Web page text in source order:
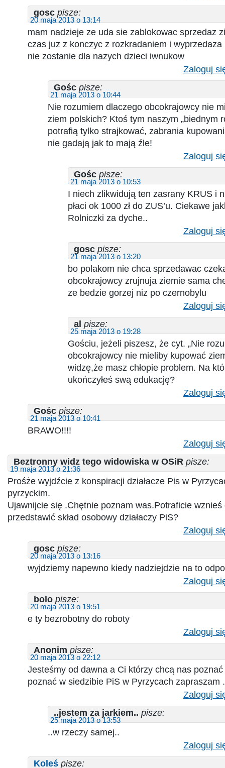
gosc pisze:
20 maja 2013 o 13:14
mam nadzieje ze uda sie zablokowac sprzedaz
czas juz z konczyc z rozkradaniem i
nie zostanie dla nazych dzieci iwnukow
Zaloguj
Gośc pisze:
21 maja 2013 o 10:44
Nie rozumiem dlaczego obcokrajowcy nie
ziem polskich? Ktoś tym naszym „biednym
potrafią tylko strajkować, zabrania
nie gadają jak to mają źle!
Zaloguj
Gośc pisze:
21 maja 2013 o 10:53
I niech zlikwidują ten zasrany KRUS i
płaci ok 1000 zł do ZUS’u. Ciekawe
Rolniczki za dyche..
Zaloguj
gosc pisze:
21 maja 2013 o 13:20
bo polakom nie chca sprzedawac
obcokrajowcy zrujnuja ziemie sama
ze bedzie gorzej niz po czernobylu
Zaloguj
al pisze:
25 maja 2013 o 19:28
Gościu, jeżeli piszesz, że cyt. „Nie
obcokrajowcy nie mieliby kupować
widzę,że masz chłopie problem. Na
ukończyłeś swą edukację?
Zaloguj
Gośc pisze:
21 maja 2013 o 10:41
BRAWO!!!!
Zaloguj
Beztronny widz tego widowiska w OSiR pisze:
19 maja 2013 o 21:36
Prośże wyjdźcie z konspiracji działacze Pis w
pyrzyckim.
Ujawnijcie się .Chętnie poznam was.Potraficie wznieś
przedstawić skład osobowy działaczy PiS?
Zaloguj
gosc pisze:
20 maja 2013 o 13:16
wyjdziemy napewno kiedy nadziejdzie na to
Zaloguj
bolo pisze:
20 maja 2013 o 19:51
e ty bezrobotny do roboty
Zaloguj
Anonim pisze:
20 maja 2013 o 22:12
Jesteśmy od dawna a Ci którzy chcą nas
poznać w siedzibie PiS w Pyrzycach zapraszam .
Zaloguj
..jestem za jarkiem.. pisze:
25 maja 2013 o 13:53
..w rzeczy samej..
Zaloguj
Koleś pisze: